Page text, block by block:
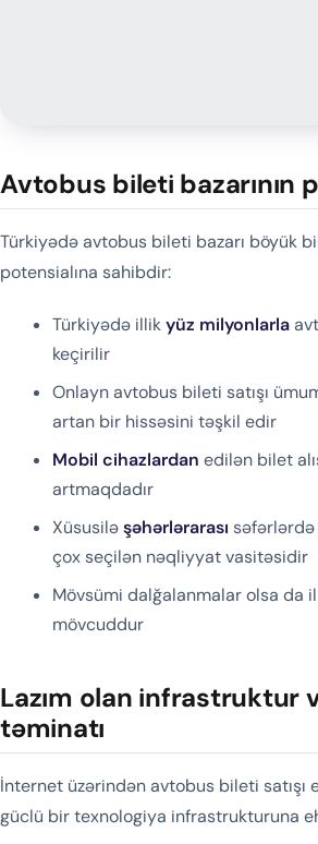
Avtobus bileti bazarının
Türkiyədə avtobus bileti bazarı böyük
potensialına sahibdir:
Türkiyədə illikyüz milyonlarla
keçirilir
Onlayn avtobus bileti satışı
artan bir hissəsini təşkil edir
Mobil cihazlardan edilən bilet
artmaqdadır
Xüsusiləşəhərlərarası
çox seçilən nəqliyyat vasitəsidir
Mövsümi dalğalanmalar olsa da
mövcuddur
Lazım olan infrastruktur
təminatı
İnternet üzərindən avtobus bileti satışı
güclü bir texnologiya infrastrukturuna